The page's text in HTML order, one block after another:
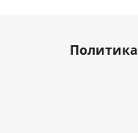
Политика